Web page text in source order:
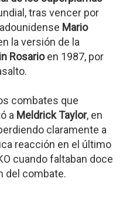
tras vencer por
Mario
la versión de la
Rosarioen 1987, por
combates que
a Meldrick Taylor, en
claramente a
reacción en el último
cuando faltaban doce
del combate.